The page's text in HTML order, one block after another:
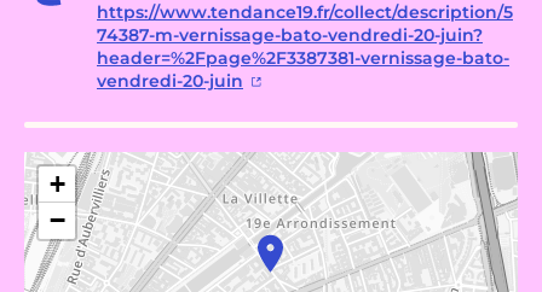
https://www.tendance19.fr/collect/description/5
74387-m-vernissage-bato-vendredi-20-juin?
header=%2Fpage%2F3387381-vernissage-bato-
vendredi-20-juin
+
−